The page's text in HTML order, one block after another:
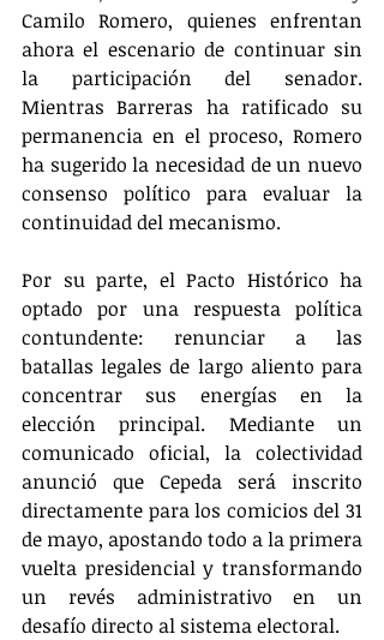
Camilo Romero, quienes enfrentan
ahora el escenario de continuar sin
la participación del senador.
Mientras Barreras ha ratificado su
permanencia en el proceso, Romero
ha sugerido la necesidad de un nuevo
consenso político para evaluar la
continuidad del mecanismo.
Por su parte, el Pacto Histórico ha
optado por una respuesta política
contundente: renunciar a las
batallas legales de largo aliento para
concentrar sus energías en la
elección principal. Mediante un
comunicado oficial, la colectividad
anunció que Cepeda será inscrito
directamente para los comicios del 31
de mayo, apostando todo a la primera
vuelta presidencial y transformando
un revés administrativo en un
desafío directo al sistema electoral.